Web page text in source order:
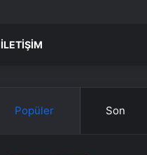
İLETIŞIM
Popüler Son